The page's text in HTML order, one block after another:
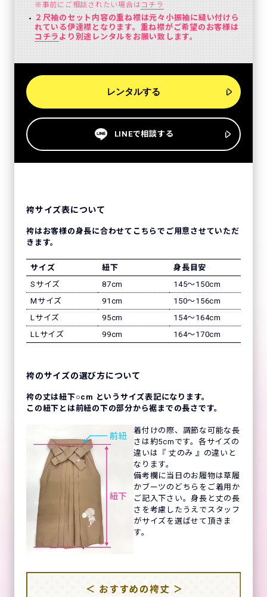
※事前にご相談されたい場合はコチラ
２尺袖のセット内容の重ね襟は元々小振袖に縫い付けら
れている伊達襟となります。重ね襟がご希望のお客様は
コチラ より別途レンタルをお願い致します。
レンタルする
LINEで相談する
袴サイズ表について
袴はお客様の身長に合わせてこちらでご用意させていただ
きます。
サイズ 紐下
身長目安
Sサイズ
87cm
145〜150cm
Mサイズ
91cm
150〜156cm
Lサイズ
95cm
154〜164cm
LLサイズ
99cm 164〜170cm
袴のサイズの選び方について
袴の丈は紐下○cm というサイズ表記になります。
この紐下とは前紐の下の部分から裾までの長さです。
着付けの際、調節な可能な長
さは約5cmです。各サイズの
違いは『 丈のみ 』の違いと
なります。
備考欄に当日のお履物は草履
かブーツのどちらをご着用か
ご記入下さい。身長と丈の長
さを考慮したうえでスタッフ
がサイズを選ばせて頂きま
す。